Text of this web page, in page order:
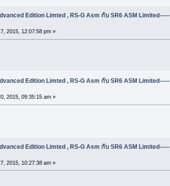
Edition Limted , RS-G Asm กับ SR6 ASM Limited-----
2015, 12:07:58 pm »
Edition Limted , RS-G Asm กับ SR6 ASM Limited-----
2015, 09:35:15 am »
Edition Limted , RS-G Asm กับ SR6 ASM Limited-----
2015, 10:27:38 am »